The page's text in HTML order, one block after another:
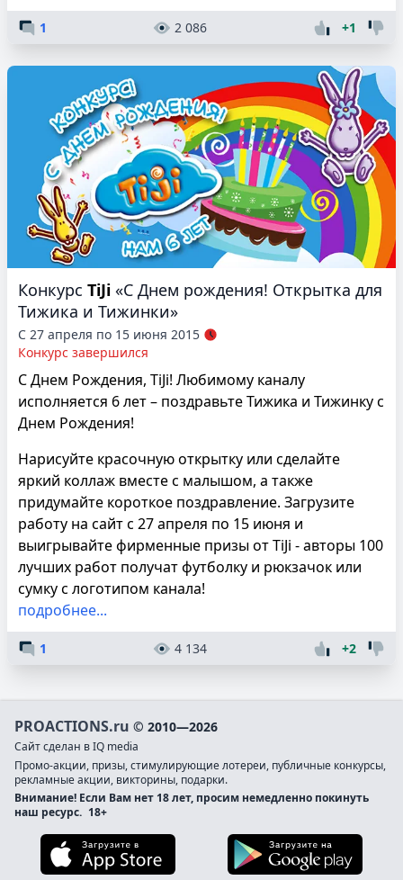
1 2 086 +1
Конкурс TiJi «С Днем рождения! Открытка для
Тижика и Тижинки»
С 27 апреля по 15 июня 2015
Конкурс завершился
С Днем Рождения, TiJi! Любимому каналу
исполняется 6 лет – поздравьте Тижика и Тижинку с
Днем Рождения!
Нарисуйте красочную открытку или сделайте
яркий коллаж вместе с малышом, а также
придумайте короткое поздравление. Загрузите
работу на сайт с 27 апреля по 15 июня и
выигрывайте фирменные призы от TiJi - авторы 100
лучших работ получат футболку и рюкзачок или
сумку с логотипом канала!
подробнее...
1 4 134 +2
PROACTIONS.ru © 2010—2026
Сайт сделан в IQ media
Промо-акции, призы, стимулирующие лотереи, публичные конкурсы,
рекламные акции, викторины, подарки.
Внимание! Если Вам нет 18 лет, просим немедленно покинуть
наш ресурс. 18+
Загрузите в App Store